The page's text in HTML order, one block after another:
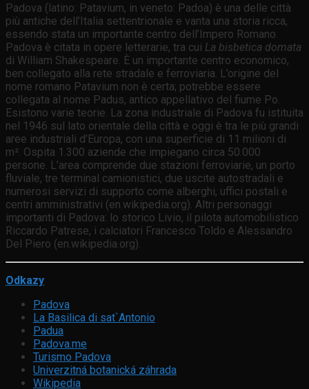
Padova (latino: Patavium, in veneto: Padoa) è una delle città
più antiche dell’Italia settentrionale e vanta una storia ricca,
essendo stata un importante centro dell’Impero Romano.
Padova è citata in opere letterarie, tra cui La bisbetica domata
di William Shakespeare. È un importante centro economico,
ben collegato alla rete stradale e ferroviaria. L’origine del
nome romano Patavium non è certa; potrebbe essere
collegata al nome Padus, antico appellativo del fiume Po.
Esistono varie teorie. La zona industriale di Padova fu istituita
nel 1946 sul lato orientale della città e oggi è tra le più grandi
aree industriali d’Europa, con una superficie di 11 milioni di
m². Ospita 1.300 aziende che impiegano circa 50.000
persone. L’area comprende due stazioni ferroviarie, un porto
fluviale, tre terminal camionistici, due uscite autostradali e
numerosi servizi di supporto come alberghi, uffici postali e
centri amministrativi (en.wikipedia.org). Altri personaggi
importanti di Padova: lo storico Livio, il pilota automobilistico
Riccardo Patrese, i calciatori Francesco Toldo e Alessandro
Del Piero (en.wikipedia.org).
Odkazy
Padova
La Basilica di sat`Antonio
Padua
Padova.me
Turismo Padova
Univerzitná botanická záhrada
Wikipedia